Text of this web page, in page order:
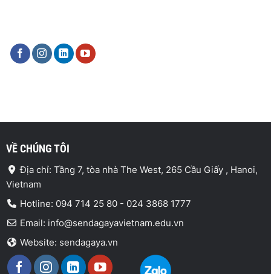
VỀ CHÚNG TÔI
Địa chỉ: Tầng 7, tòa nhà The West, 265 Cầu Giấy , Hanoi,
Vietnam
Hotline: 094 714 25 80 - 024 3868 1777
Email: info@sendagayavietnam.edu.vn
Website: sendagaya.vn